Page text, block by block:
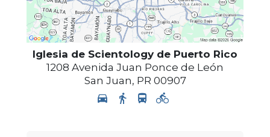
Iglesia de Scientology de Puerto Rico
1208 Avenida Juan Ponce de León
San Juan, PR 00907